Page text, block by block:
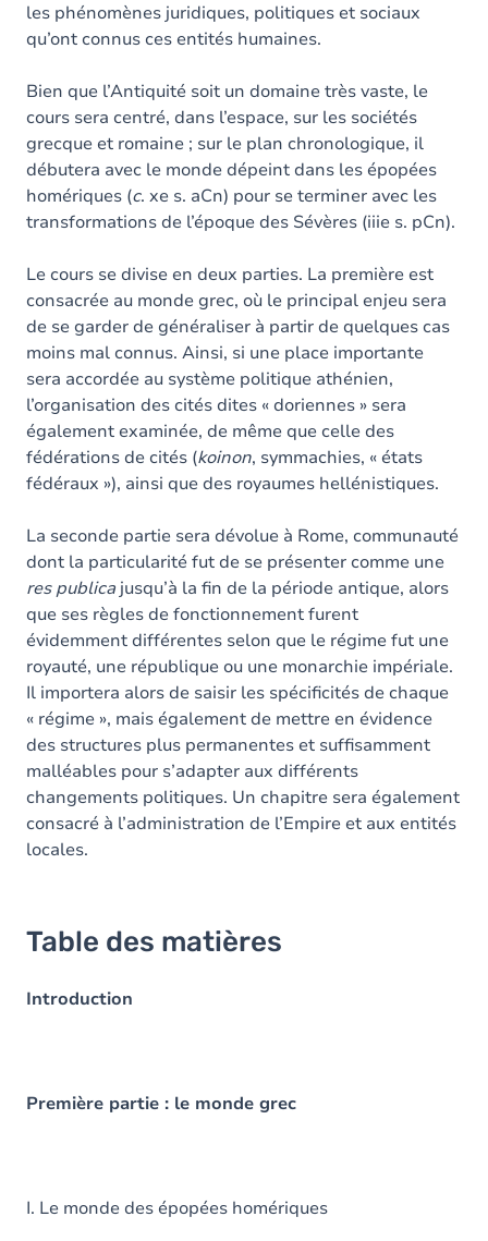
les phénomènes juridiques, politiques et sociaux
qu’ont connus ces entités humaines.
Bien que l’Antiquité soit un domaine très vaste, le
cours sera centré, dans l’espace, sur les sociétés
grecque et romaine ; sur le plan chronologique, il
débutera avec le monde dépeint dans les épopées
homériques (c. xe s. aCn) pour se terminer avec les
transformations de l’époque des Sévères (iiie s. pCn).
Le cours se divise en deux parties. La première est
consacrée au monde grec, où le principal enjeu sera
de se garder de généraliser à partir de quelques cas
moins mal connus. Ainsi, si une place importante
sera accordée au système politique athénien,
l’organisation des cités dites « doriennes » sera
également examinée, de même que celle des
fédérations de cités (koinon, symmachies, « états
fédéraux »), ainsi que des royaumes hellénistiques.
La seconde partie sera dévolue à Rome, communauté
dont la particularité fut de se présenter comme une
res publica jusqu’à la fin de la période antique, alors
que ses règles de fonctionnement furent
évidemment différentes selon que le régime fut une
royauté, une république ou une monarchie impériale.
Il importera alors de saisir les spécificités de chaque
« régime », mais également de mettre en évidence
des structures plus permanentes et suffisamment
malléables pour s’adapter aux différents
changements politiques. Un chapitre sera également
consacré à l’administration de l’Empire et aux entités
locales.
Table des matières
Introduction
Première partie : le monde grec
I. Le monde des épopées homériques